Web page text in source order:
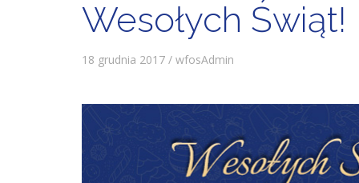
Wesołych Świąt!
18 grudnia 2017 / wfosAdmin